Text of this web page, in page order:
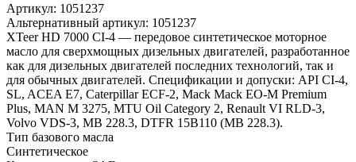
Артикул: 1051237
Альтернативный артикул: 1051237
XTeer HD 7000 CI-4 — передовое синтетическое моторное
масло для сверхмощных дизельных двигателей, разработанное
как для дизельных двигателей последних технологий, так и
для обычных двигателей. Спецификации и допуски: API CI-4,
SL, ACEA E7, Caterpillar ECF-2, Mack Mack EO-M Premium
Plus, MAN М 3275, MTU Oil Category 2, Renault VI RLD-3,
Volvo VDS-3, MB 228.3, DTFR 15B110 (МВ 228.3).
Тип базового масла
Синтетическое